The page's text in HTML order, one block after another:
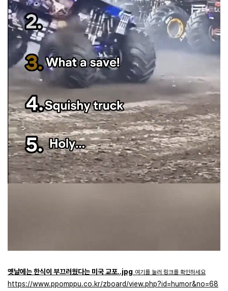
옛날에는 한식이 부끄러웠다는 미국 교포..jpg 여기를 눌러 링크를 확인하세요
https://www.ppomppu.co.kr/zboard/view.php?id=humor&no=68